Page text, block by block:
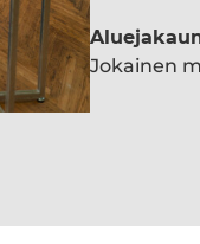
Jokainen